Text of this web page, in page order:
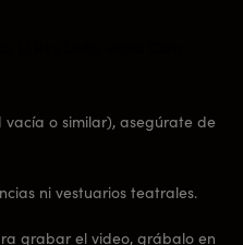
o similar), asegúrate de
ni vestuarios teatrales.
grabar el video, grábalo en